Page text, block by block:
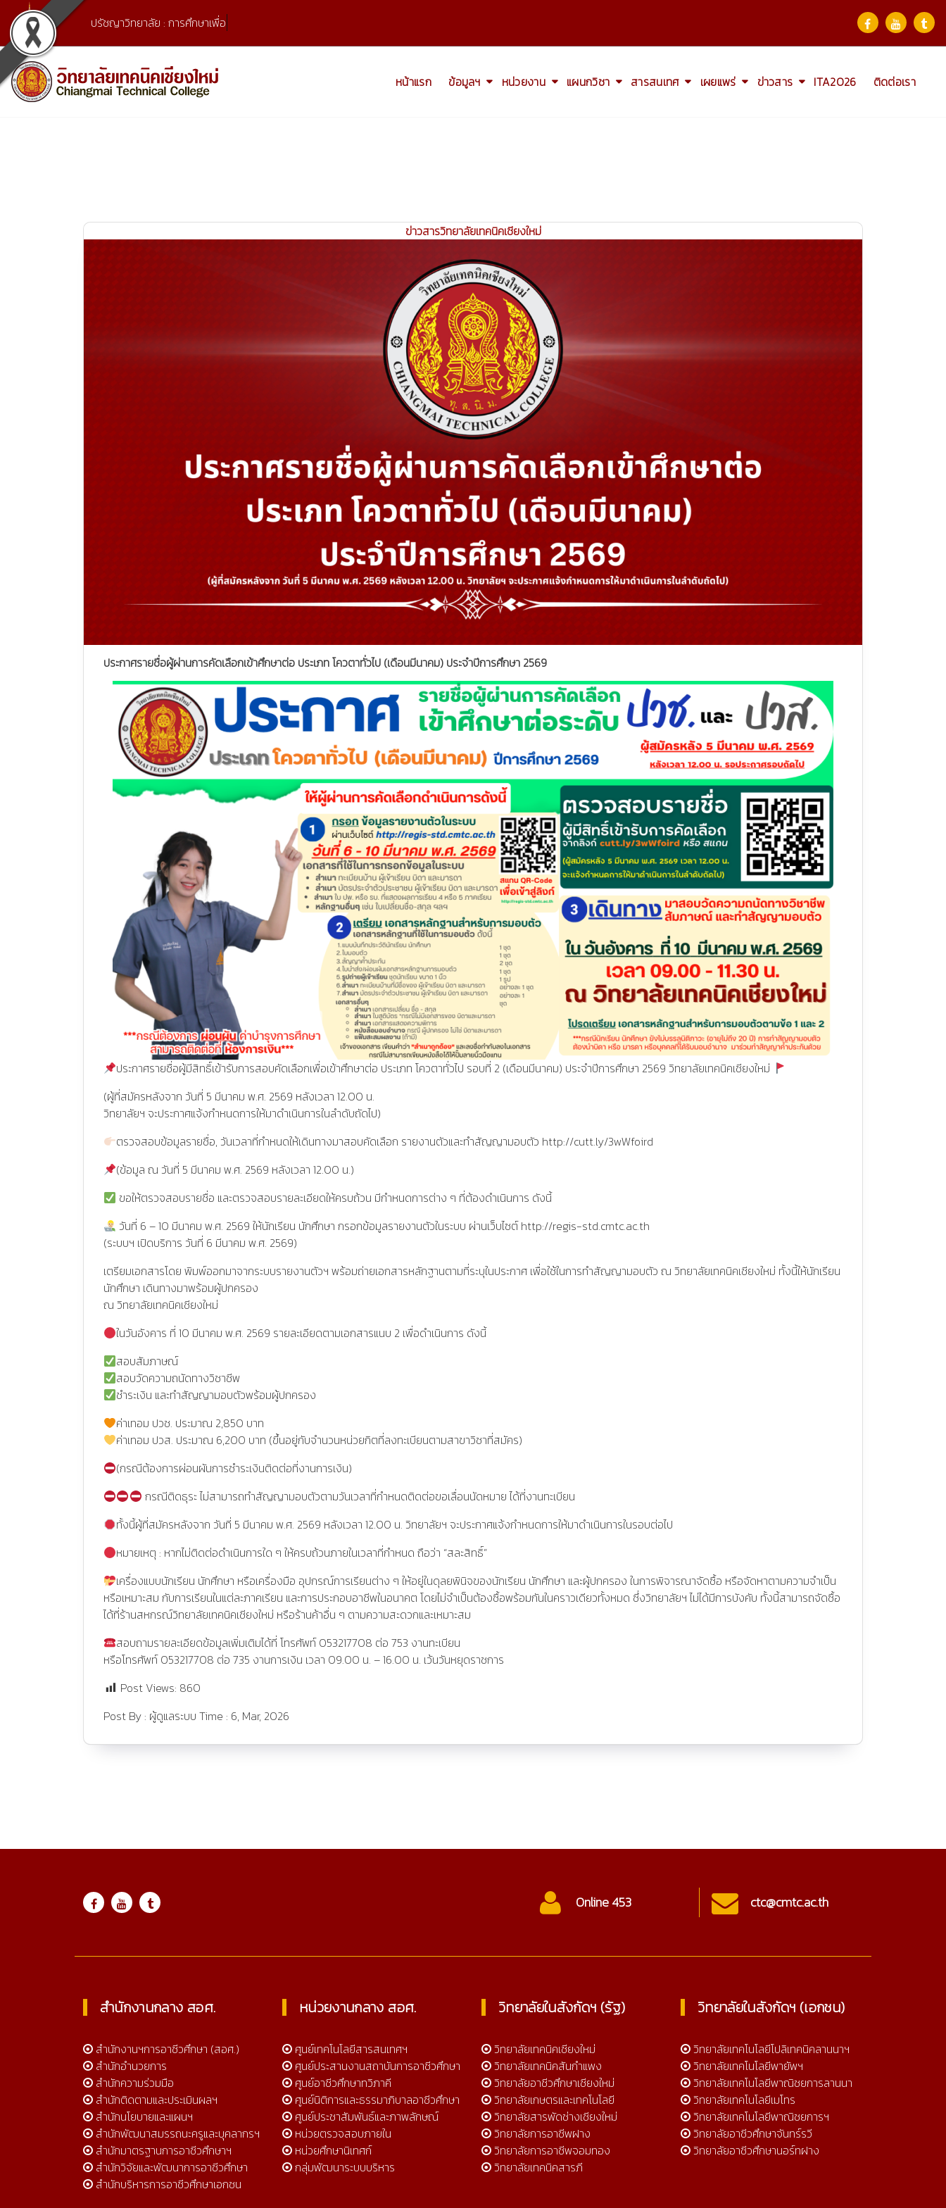
content
ปรัชญาวิทยาลัย : การศึกษาเพื่ออาชีพ
หน้าแรก ข้อมูลฯ หน่วยงาน แผนกวิชา สารสนเทศ เผยแพร่ ข่าวสาร ITA2026 ติดต่อเรา
ข่าวสารวิทยาลัยเทคนิคเชียงใหม่
ประกาศรายชื่อผู้ผ่านการคัดเลือกเข้าศึกษาต่อ ประเภท โควตาทั่วไป (เดือนมีนาคม) ประจำปีการศึกษา 2569
ประกาศรายชื่อผู้มีสิทธิ์เข้ารับการสอบคัดเลือกเพื่อเข้าศึกษาต่อ ประเภท โควตาทั่วไป รอบที่ 2 (เดือนมีนาคม) ประจำปีการศึกษา 2569 วิทยาลัยเทคนิคเชียงใหม่
(ผู้ที่สมัครหลังจาก วันที่ 5 มีนาคม พ.ศ. 2569 หลังเวลา 12.00 น.
วิทยาลัยฯ จะประกาศแจ้งกำหนดการให้มาดำเนินการในลำดับถัดไป)
ตรวจสอบข้อมูลรายชื่อ, วันเวลาที่กำหนดให้เดินทางมาสอบคัดเลือก รายงานตัวและทำสัญญามอบตัว http://cutt.ly/3wWfoird
(ข้อมูล ณ วันที่ 5 มีนาคม พ.ศ. 2569 หลังเวลา 12.00 น.)
ขอให้ตรวจสอบรายชื่อ และตรวจสอบรายละเอียดให้ครบถ้วน มีกำหนดการต่าง ๆ ที่ต้องดำเนินการ ดังนี้
วันที่ 6 – 10 มีนาคม พ.ศ. 2569 ให้นักเรียน นักศึกษา กรอกข้อมูลรายงานตัวในระบบ ผ่านเว็บไซต์ http://regis-std.cmtc.ac.th
(ระบบฯ เปิดบริการ วันที่ 6 มีนาคม พ.ศ. 2569)
เตรียมเอกสารโดย พิมพ์ออกมาจากระบบรายงานตัวฯ พร้อมถ่ายเอกสารหลักฐานตามที่ระบุในประกาศ เพื่อใช้ในการทำสัญญามอบตัว ณ วิทยาลัยเทคนิคเชียงใหม่ ทั้งนี้ให้นักเรียน
นักศึกษา เดินทางมาพร้อมผู้ปกครอง
ณ วิทยาลัยเทคนิคเชียงใหม่
ในวันอังคาร ที่ 10 มีนาคม พ.ศ. 2569 รายละเอียดตามเอกสารแนบ 2 เพื่อดำเนินการ ดังนี้
สอบสัมภาษณ์
สอบวัดความถนัดทางวิชาชีพ
ชำระเงิน และทำสัญญามอบตัวพร้อมผู้ปกครอง
ค่าเทอม ปวช. ประมาณ 2,850 บาท
ค่าเทอม ปวส. ประมาณ 6,200 บาท (ขึ้นอยู่กับจำนวนหน่วยกิตที่ลงทะเบียนตามสาขาวิชาที่สมัคร)
(กรณีต้องการผ่อนผันการชำระเงินติดต่อที่งานการเงิน)
กรณีติดธุระ ไม่สามารถทำสัญญามอบตัวตามวันเวลาที่กำหนดติดต่อขอเลื่อนนัดหมาย ได้ที่งานทะเบียน
ทั้งนี้ผู้ที่สมัครหลังจาก วันที่ 5 มีนาคม พ.ศ. 2569 หลังเวลา 12.00 น. วิทยาลัยฯ จะประกาศแจ้งกำหนดการให้มาดำเนินการในรอบต่อไป
หมายเหตุ : หากไม่ติดต่อดำเนินการใด ๆ ให้ครบถ้วนภายในเวลาที่กำหนด ถือว่า “สละสิทธิ์”
เครื่องแบบนักเรียน นักศึกษา หรือเครื่องมือ อุปกรณ์การเรียนต่าง ๆ ให้อยู่ในดุลยพินิจของนักเรียน นักศึกษา และผู้ปกครอง ในการพิจารณาจัดซื้อ หรือจัดหาตามความจำเป็น
หรือเหมาะสม กับการเรียนในแต่ละภาคเรียน และการประกอบอาชีพในอนาคต โดยไม่จำเป็นต้องซื้อพร้อมกันในคราวเดียวทั้งหมด ซึ่งวิทยาลัยฯ ไม่ได้มีการบังคับ ทั้งนี้สามารถจัดซื้อ
ได้ที่ร้านสหกรณ์วิทยาลัยเทคนิคเชียงใหม่ หรือร้านค้าอื่น ๆ ตามความสะดวกและเหมาะสม
สอบถามรายละเอียดข้อมูลเพิ่มเติมได้ที่ โทรศัพท์ 053217708 ต่อ 753 งานทะเบียน
หรือโทรศัพท์ 053217708 ต่อ 735 งานการเงิน เวลา 09.00 น. – 16.00 น. เว้นวันหยุดราชการ
Post Views: 860
Post By : ผู้ดูแลระบบ Time : 6, Mar, 2026
Online 453 ctc@cmtc.ac.th
สำนักงานกลาง สอศ.
สำนักงานฯการอาชีวศึกษา (สอศ.)
สำนักอำนวยการ
สำนักความร่วมมือ
สำนักติดตามและประเมินผลฯ
สำนักนโยบายและแผนฯ
สำนักพัฒนาสมรรถนะครูและบุคลากรฯ
สำนักมาตรฐานการอาชีวศึกษาฯ
สำนักวิจัยและพัฒนาการอาชีวศึกษา
สำนักบริหารการอาชีวศึกษาเอกชน
หน่วยงานกลาง สอศ.
ศูนย์เทคโนโลยีสารสนเทศฯ
ศูนย์ประสานงานสถาบันการอาชีวศึกษา
ศูนย์อาชีวศึกษาทวิภาคี
ศูนย์นิติการและธรรมาภิบาลอาชีวศึกษา
ศูนย์ประชาสัมพันธ์และภาพลักษณ์
หน่วยตรวจสอบภายใน
หน่วยศึกษานิเทศก์
กลุ่มพัฒนาระบบบริหาร
วิทยาลัยในสังกัดฯ (รัฐ)
วิทยาลัยเทคนิคเชียงใหม่
วิทยาลัยเทคนิคสันกำแพง
วิทยาลัยอาชีวศึกษาเชียงใหม่
วิทยาลัยเกษตรและเทคโนโลยี
วิทยาลัยสารพัดช่างเชียงใหม่
วิทยาลัยการอาชีพฝาง
วิทยาลัยการอาชีพจอมทอง
วิทยาลัยเทคนิคสารภี
วิทยาลัยในสังกัดฯ (เอกชน)
วิทยาลัยเทคโนโลยีโปลิเทคนิคลานนาฯ
วิทยาลัยเทคโนโลยีพายัพฯ
วิทยาลัยเทคโนโลยีพาณิชยการลานนา
วิทยาลัยเทคโนโลยีเมโทร
วิทยาลัยเทคโนโลยีพาณิชยการฯ
วิทยาลัยอาชีวศึกษาจันทร์รวี
วิทยาลัยอาชีวศึกษานอร์ทฝาง